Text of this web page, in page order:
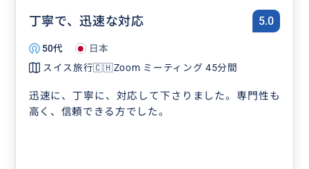
丁寧で、迅速な対応 5.0
50代
日本
スイス旅行🇨🇭Zoom ミーティング 45分間
迅速に、丁寧に、対応して下さりました。専門性も
高く、信頼できる方でした。